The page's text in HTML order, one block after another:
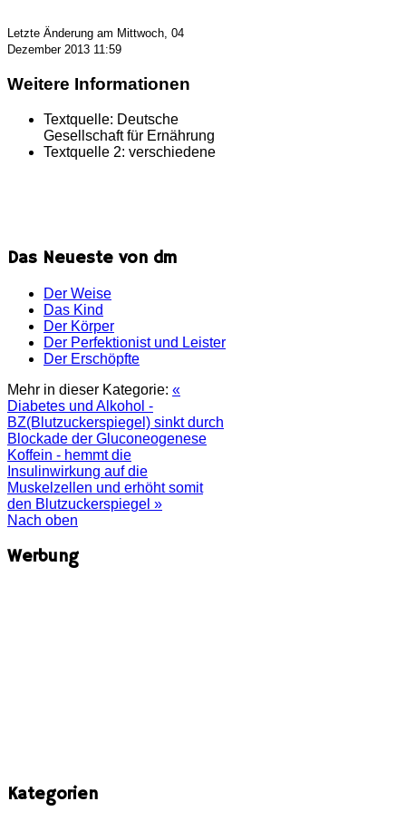
Letzte Änderung am Mittwoch, 04
Dezember 2013 11:59
Weitere Informationen
Textquelle: Deutsche
Gesellschaft für Ernährung
Textquelle 2: verschiedene
Das Neueste von dm
Der Weise
Das Kind
Der Körper
Der Perfektionist und Leister
Der Erschöpfte
Mehr in dieser Kategorie: «
Diabetes und Alkohol -
BZ(Blutzuckerspiegel) sinkt durch
Blockade der Gluconeogenese
Koffein - hemmt die
Insulinwirkung auf die
Muskelzellen und erhöht somit
den Blutzuckerspiegel »
Nach oben
Werbung
Kategorien